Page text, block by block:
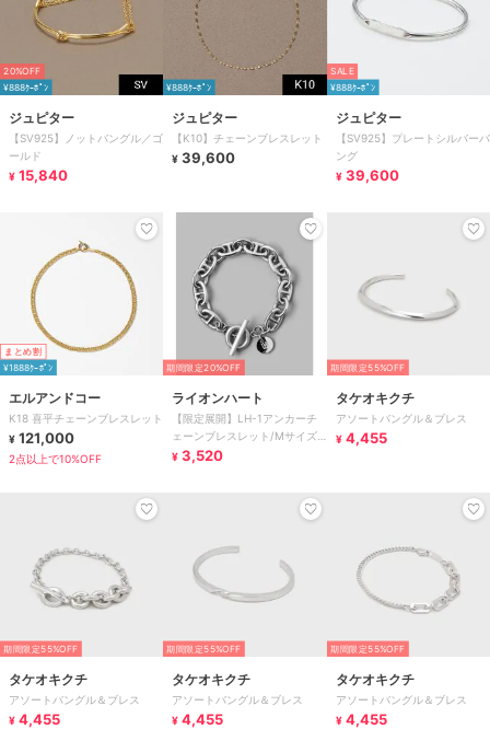
20%OFF
¥888ｸｰﾎﾟﾝ
ジュピター
【SV925】ノットバングル／ゴ
ールド
¥ 15,840
¥888ｸｰﾎﾟﾝ
ジュピター
【K10】チェーンブレスレット
¥ 39,600
SALE
¥888ｸｰﾎﾟﾝ
ジュピター
【SV925】プレートシルバーバ
ング
¥ 39,600
まとめ割
¥1888ｸｰﾎﾟﾝ
エルアンドコー
K18 喜平チェーンブレスレット
¥ 121,000
2点以上で10%OFF
期間限定20%OFF
ライオンハート
【限定展開】LH-1アンカーチ
ェーンブレスレット/Mサイズ/
サージカルステンレス 金属ア
¥ 3,520
期間限定55%OFF
タケオキクチ
アソートバングル＆ブレス
¥ 4,455
期間限定55%OFF
タケオキクチ
アソートバングル＆ブレス
¥ 4,455
期間限定55%OFF
タケオキクチ
アソートバングル＆ブレス
¥ 4,455
期間限定55%OFF
タケオキクチ
アソートバングル＆ブレス
¥ 4,455